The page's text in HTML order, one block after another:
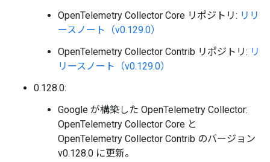
OpenTelemetry Collector Core リポジトリ: リリ
ースノート（v0.129.0）
OpenTelemetry Collector Contrib リポジトリ: リ
リースノート（v0.129.0）
0.128.0:
Google が構築した OpenTelemetry Collector:
OpenTelemetry Collector Core と
OpenTelemetry Collector Contrib のバージョン
v0.128.0 に更新。